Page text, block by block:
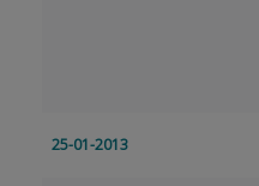
25-01-2013